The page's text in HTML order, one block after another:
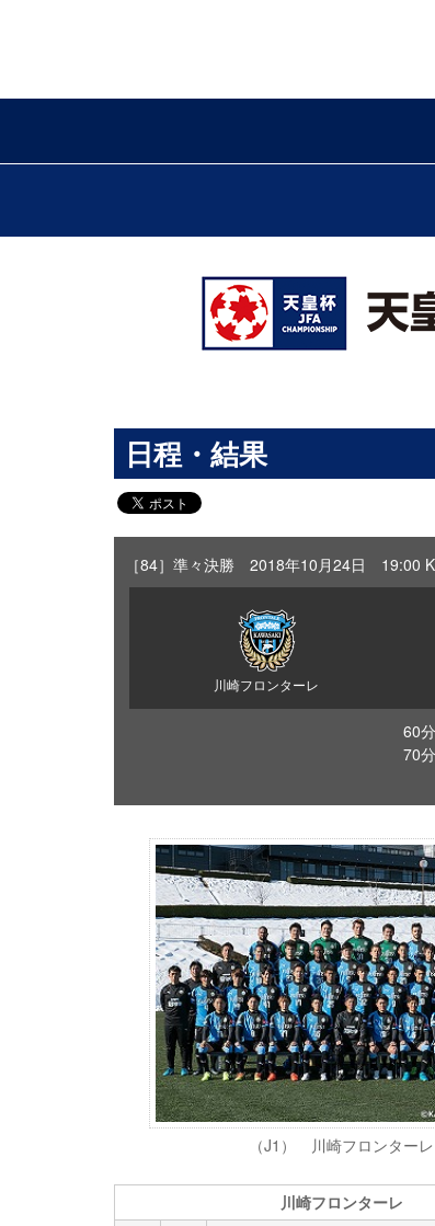
日程・結果
［84］準々決勝 2018年10月24日 19:00
川崎フロンターレ
60
70
（J1） 川崎フロンターレ
川崎フロンターレ